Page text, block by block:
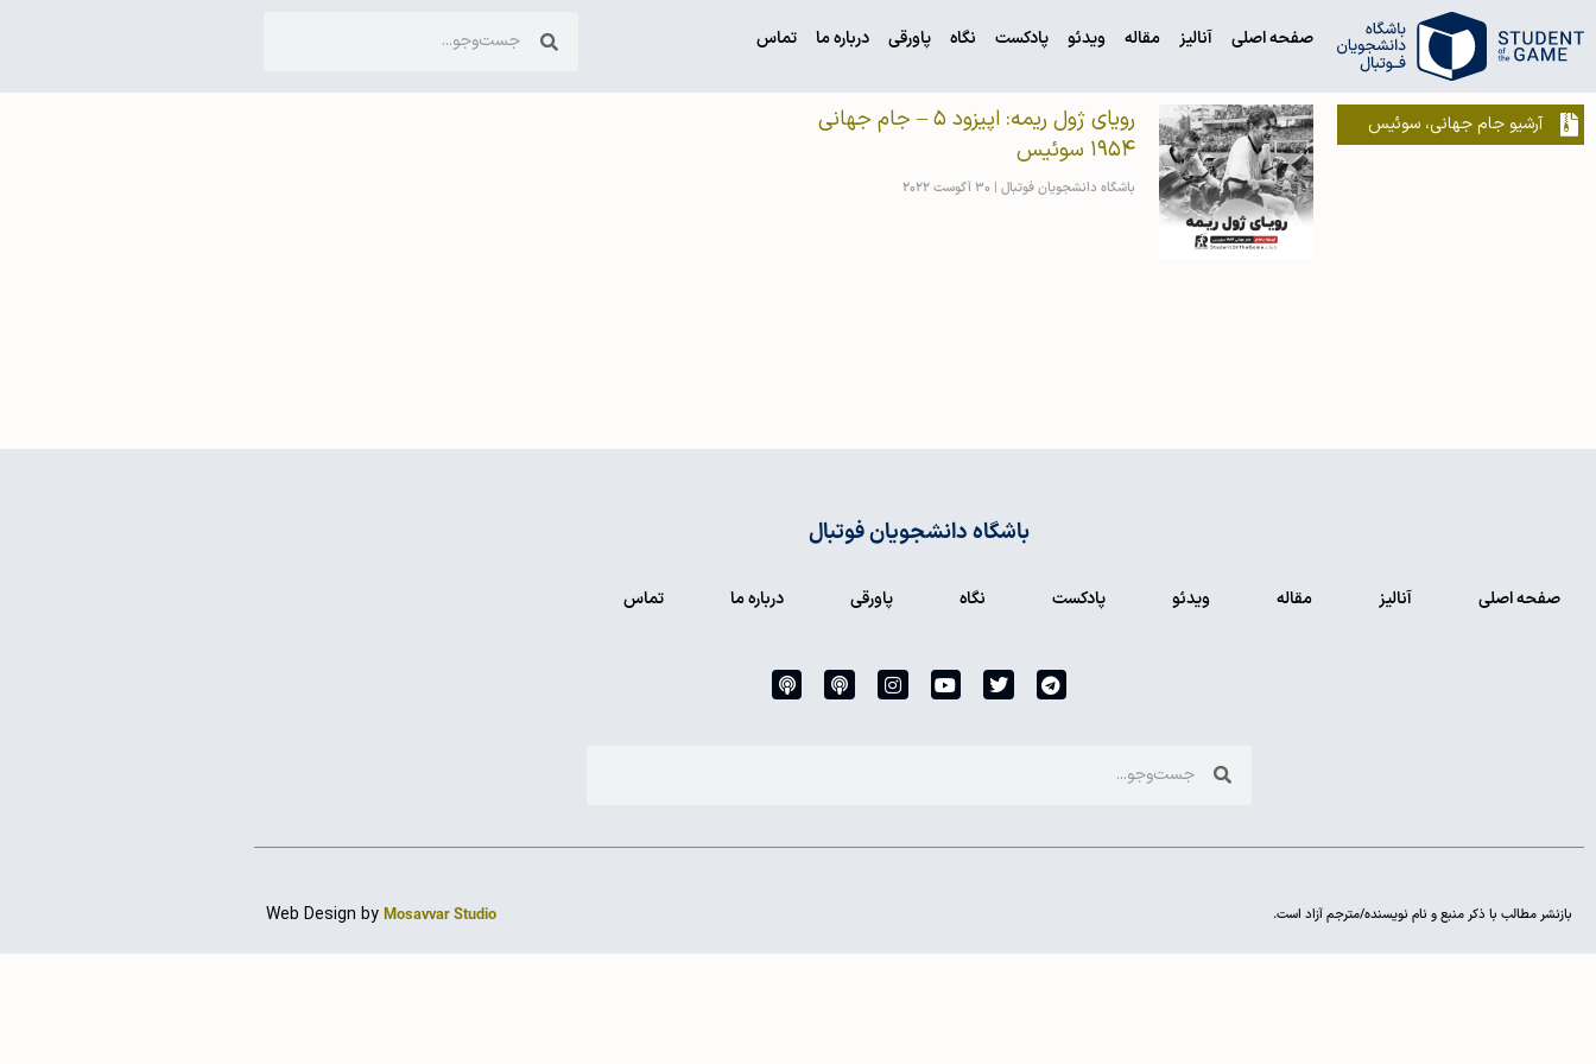
صفحه اصلی آنالیز مقاله ویدئو پادکست نگاه پاورقی درباره ما تماس
آرشیو جام جهانی، سوئیس
رویای ژول ریمه: اپیزود ۵ – جام جهانی
۱۹۵۴ سوئیس
باشگاه دانشجویان فوتبال 30 آگوست 2022
باشگاه دانشجویان فوتبال
صفحه اصلی آنالیز مقاله ویدئو پادکست نگاه پاورقی درباره ما تماس
بازنشر مطالب با ذکر منبع و نام نویسنده/مترجم آزاد است. Web Design by Mosavvar Studio